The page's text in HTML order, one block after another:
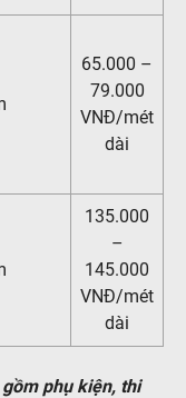
65.000 –
79.000
VNĐ/mét
dài
135.000
–
145.000
VNĐ/mét
dài
phụ kiện, thi